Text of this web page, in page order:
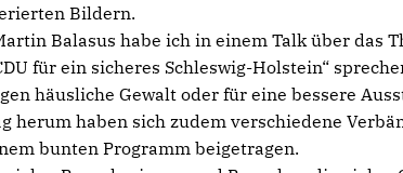
Bildern.
Balasus habe ich in einem Talk über das
für ein sicheres Schleswig-Holstein“
häusliche Gewalt oder für eine bessere
herum haben sich zudem verschiedene
bunten Programm beigetragen.